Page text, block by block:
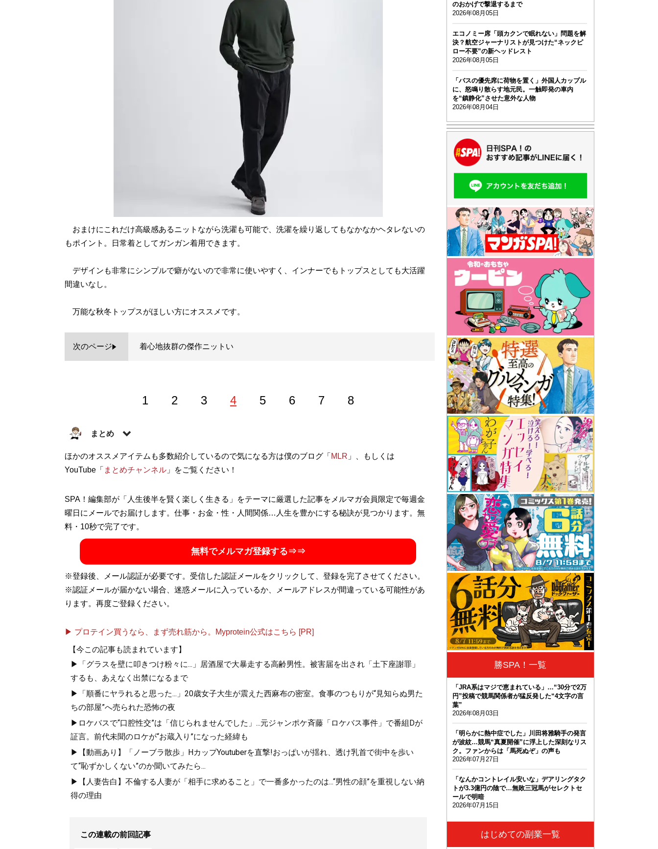
おまけにこれだけ高級感あるニットながら洗濯も可能で、洗濯を繰り返してもなかなかヘタレないの
もポイント。日常着としてガンガン着用できます。
デザインも非常にシンプルで癖がないので非常に使いやすく、インナーでもトップスとしても大活躍
間違いなし。
万能な秋冬トップスがほしい方にオススメです。
次のページ 着心地抜群の傑作ニットい
1 2 3 4 5 6 7 8
まとめ
株式会社RePLAY代表取締役。ブランドやセレクトショップ、古着、ウェブメディアなどアパレルに関す
る多彩な事業を運営。ユーチューブ「 まとめチャンネル
記事一覧へ
ほかのオススメアイテムも多数紹介しているので気になる方は僕のブログ「 MLR 」、もしくは
YouTube「 まとめチャンネル」をご覧ください！
SPA！編集部が「人生後半を賢く楽しく生きる」をテーマに厳選した記事をメルマガ会員限定で毎週金
曜日にメールでお届けします。仕事・お金・性・人間関係…人生を豊かにする秘訣が見つかります。無
料・10秒で完了です。
無料でメルマガ登録する⇒⇒
※登録後、メール認証が必要です。受信した認証メールをクリックして、登録を完了させてください。
※認証メールが届かない場合、迷惑メールに入っているか、メールアドレスが間違っている可能性があ
ります。再度ご登録ください。
▶ プロテイン買うなら、まず売れ筋から。Myprotein公式はこちら [PR]
【今この記事も読まれています】
▶「グラスを壁に叩きつけ粉々に...」居酒屋で大暴走する高齢男性。被害届を出され「土下座謝罪」
するも、あえなく出禁になるまで
▶「順番にヤラれると思った...」20歳女子大生が震えた西麻布の密室。食事のつもりが“見知らぬ男た
ちの部屋”へ売られた恐怖の夜
▶ロケバスで“口腔性交”は「信じられませんでした」...元ジャンポケ斉藤「ロケバス事件」で番組Dが
証言。前代未聞のロケが“お蔵入り”になった経緯も
▶【動画あり】「ノーブラ散歩」HカップYoutuberを直撃!おっぱいが揺れ、透け乳首で街中を歩い
て“恥ずかしくない”のか聞いてみたら...
▶【人妻告白】不倫する人妻が「相手に求めること」で一番多かったのは...“男性の顔”を重視しない納
得の理由
この連載の前回記事
のおかげで撃退するまで
2026年08月05日
エコノミー席「頭カクンで眠れない」問題を解
決？航空ジャーナリストが見つけた“ネックピ
ロー不要”の新ヘッドレスト
2026年08月05日
「バスの優先席に荷物を置く」外国人カップル
に、怒鳴り散らす地元民。一触即発の車内
を“鎮静化”させた意外な人物
2026年08月04日
勝SPA！一覧
「JRA系はマジで恵まれている」…“30分で2万
円”投稿で競馬関係者が猛反発した“4文字の言
葉”
2026年08月03日
「明らかに熱中症でした」川田将雅騎手の発言
が波紋…競馬“真夏開催”に浮上した深刻なリス
ク。ファンからは「馬死ぬぞ」の声も
2026年07月27日
「なんかコントレイル安いな」デアリングタク
トが3.3億円の陰で…無敗三冠馬がセレクトセ
ールで明暗
2026年07月15日
はじめての副業一覧